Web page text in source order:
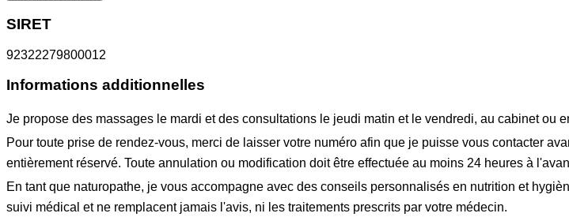
SIRET
92322279800012
Informations additionnelles
Je propose des massages le mardi et des consultations le jeudi matin et le vendredi, au cabinet ou
Pour toute prise de rendez-vous, merci de laisser votre numéro afin que je puisse vous contacter
entièrement réservé. Toute annulation ou modification doit être effectuée au moins 24 heures à
En tant que naturopathe, je vous accompagne avec des conseils personnalisés en nutrition et
suivi médical et ne remplacent jamais l'avis, ni les traitements prescrits par votre médecin.